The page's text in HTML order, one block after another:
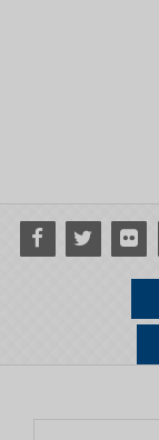
Facebook
Twitter Flickr